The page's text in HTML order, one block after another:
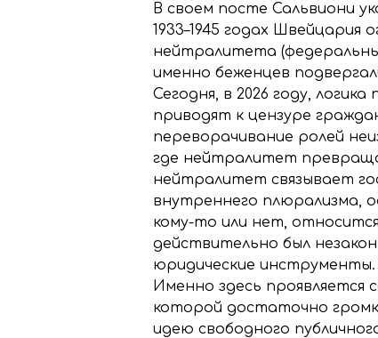
В своем посте Сальвиони
1933–1945 годах
нейтралитета
именно беженцев
Сегодня, в 2026 году,
приводят к цензуре
переворачивание ролей
где нейтралитет
нейтралитет связывает
внутреннего плюрализма,
кому-то или нет,
действительно был
юридические
Именно здесь проявляется
которой достаточно
идею свободного